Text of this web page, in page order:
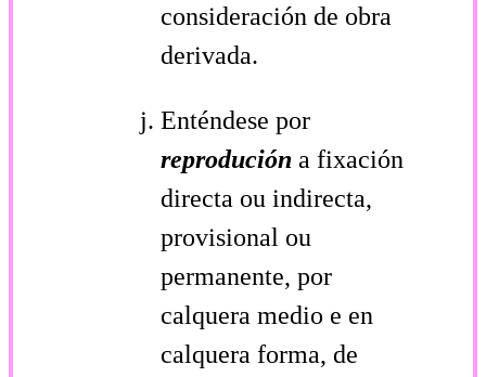
consideración de obra
derivada.
Enténdese por
reprodución a fixación
directa ou indirecta,
provisional ou
permanente, por
calquera medio e en
calquera forma, de